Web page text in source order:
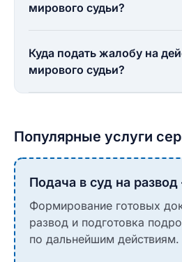
мирового судьи?
Куда подать жалобу на
мирового судьи?
Популярные услуги
Подача в суд на
Формирование готовых
развод и подготовка
по дальнейшим действиям.